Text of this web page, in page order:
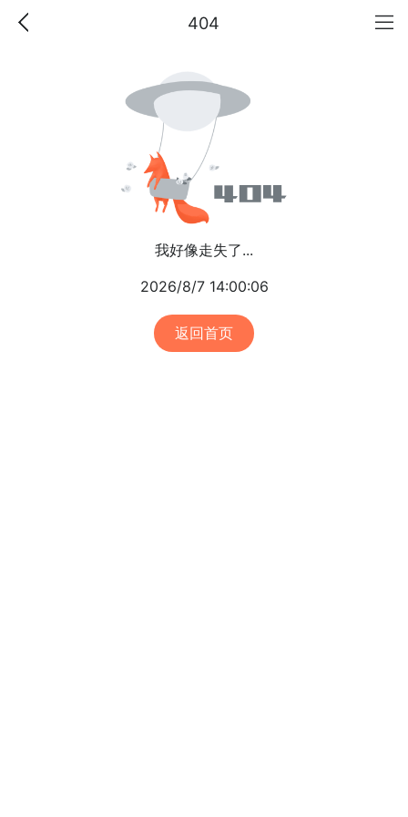
404
我好像走失了...
2026/8/7 14:00:06
返回首页